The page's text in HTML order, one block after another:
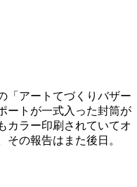
「アートてづくりバザー
ートが一式入った封筒が
カラー印刷されていてオ
その報告はまた後日。